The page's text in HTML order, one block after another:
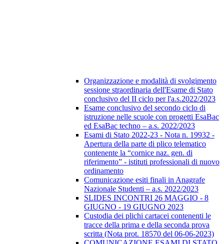
Organizzazione e modalità di svolgimento
sessione straordinaria dell'Esame di Stato
conclusivo del II ciclo per l'a.s.2022/2023
Esame conclusivo del secondo ciclo di
istruzione nelle scuole con progetti EsaBac
ed EsaBac techno – a.s. 2022/2023
Esami di Stato 2022-23 - Nota n. 19932 -
Apertura della parte di plico telematico
contenente la “cornice naz. gen. di
riferimento” - istituti professionali di nuovo
ordinamento
Comunicazione esiti finali in Anagrafe
Nazionale Studenti – a.s. 2022/2023
SLIDES INCONTRI 26 MAGGIO - 8
GIUGNO - 19 GIUGNO 2023
Custodia dei plichi cartacei contenenti le
tracce della prima e della seconda prova
scritta (Nota prot. 18570 del 06-06-2023)